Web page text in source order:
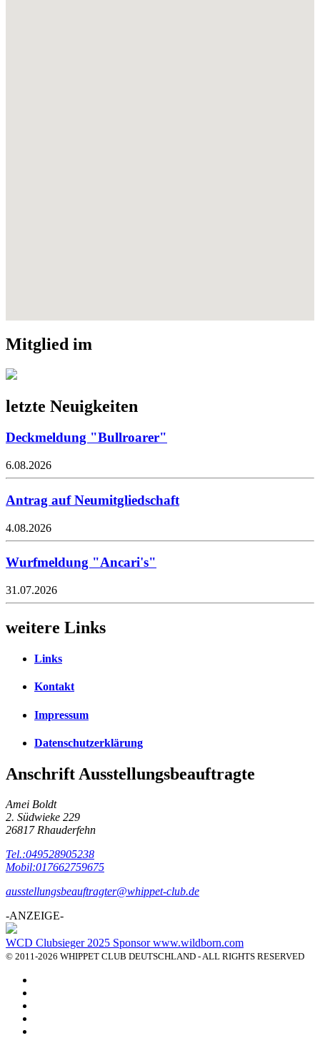
Mitglied im
letzte Neuigkeiten
Deckmeldung "Bullroarer"
6.08.2026
Antrag auf Neumitgliedschaft
4.08.2026
Wurfmeldung "Ancari's"
31.07.2026
weitere Links
Links
Kontakt
Impressum
Datenschutzerklärung
Anschrift Ausstellungsbeauftragte
Amei Boldt
2. Südwieke 229
26817 Rhauderfehn
Tel.:049528905238
Mobil:017662759675
ausstellungsbeauftragter@whippet-club.de
-ANZEIGE-
WCD Clubsieger 2025 Sponsor www.wildborn.com
© 2011-2026 WHIPPET CLUB DEUTSCHLAND - ALL RIGHTS RESERVED